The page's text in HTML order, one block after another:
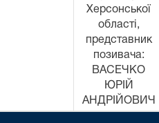
Херсонської
області,
представник
позивача:
ВАСЕЧКО
ЮРІЙ
АНДРІЙОВИЧ